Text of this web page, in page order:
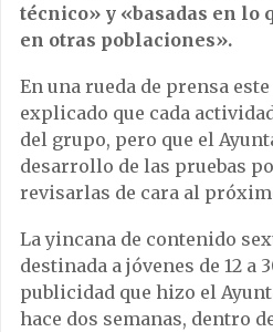
técnico» y «basadas en lo
en otras poblaciones».
En una rueda de prensa
explicado que cada
del grupo, pero que el
desarrollo de las pruebas
revisarlas de cara al
La yincana de contenido
destinada a jóvenes de 12 a
publicidad que hizo el
hace dos semanas, dentro